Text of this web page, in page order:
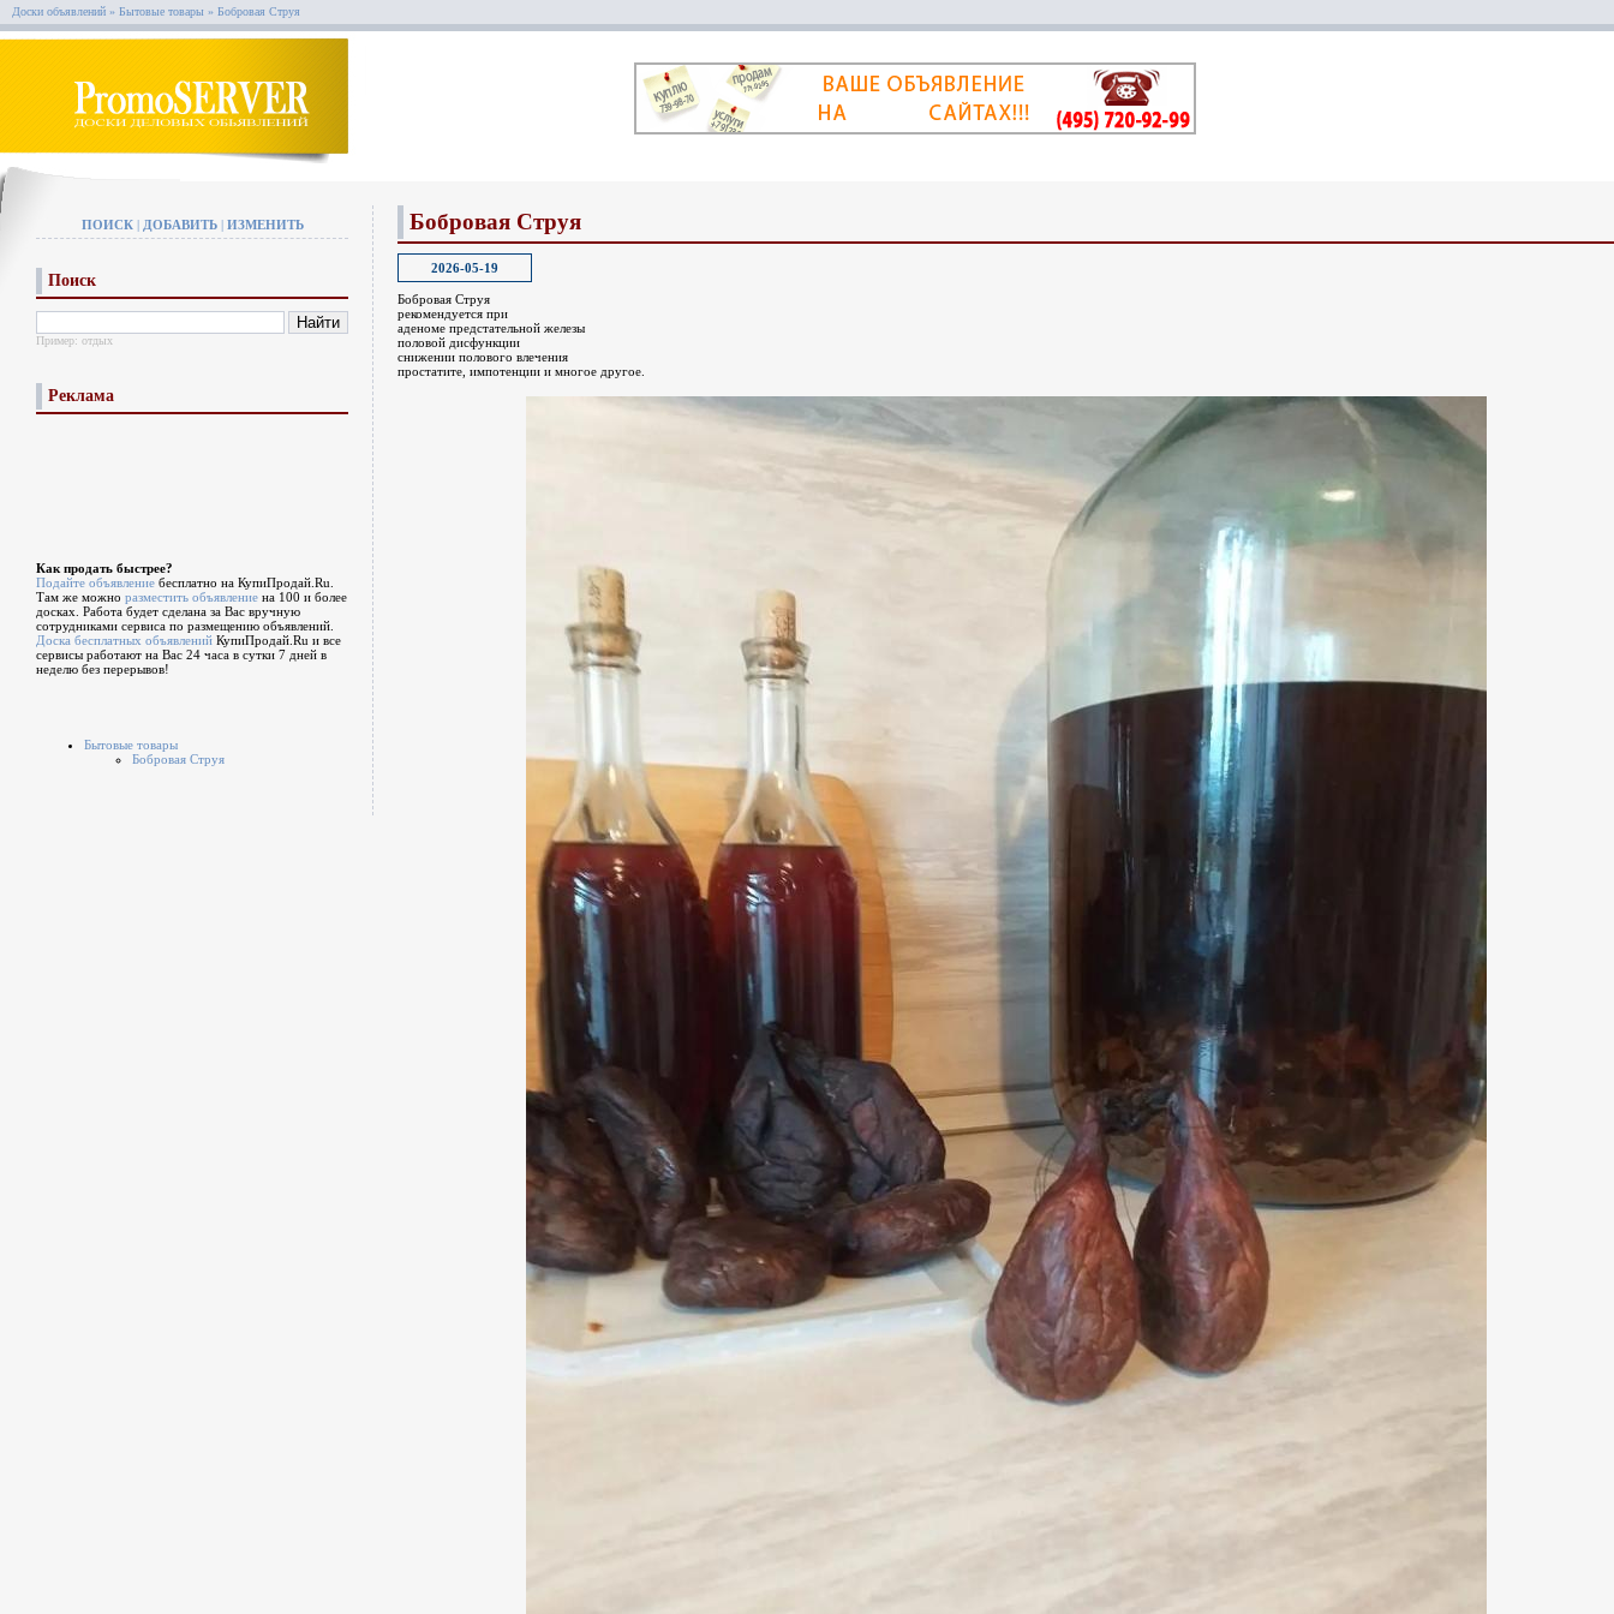
Доски объявлений » Бытовые товары » Бобровая Струя
ПОИСК| ДОБАВИТЬ| ИЗМЕНИТЬ
Поиск
Пример: отдых
Реклама
Как продать быстрее?
Подайте объявление бесплатно на КупиПродай.Ru.
Там же можно разместить объявление на 100 и более
досках. Работа будет сделана за Вас вручную
сотрудниками сервиса по размещению объявлений.
Доска бесплатных объявлений КупиПродай.Ru и все
сервисы работают на Вас 24 часа в сутки 7 дней в
неделю без перерывов!
Бытовые товары
Бобровая Струя
Бобровая Струя
2026-05-19
Бобровая Струя
рекомендуется при
аденоме предстательной железы
половой дисфункции
снижении полового влечения
простатите, импотенции и многое другое.